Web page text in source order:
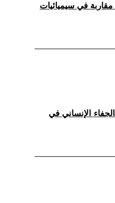
مقاربة في سيميائيات
الإنساني في